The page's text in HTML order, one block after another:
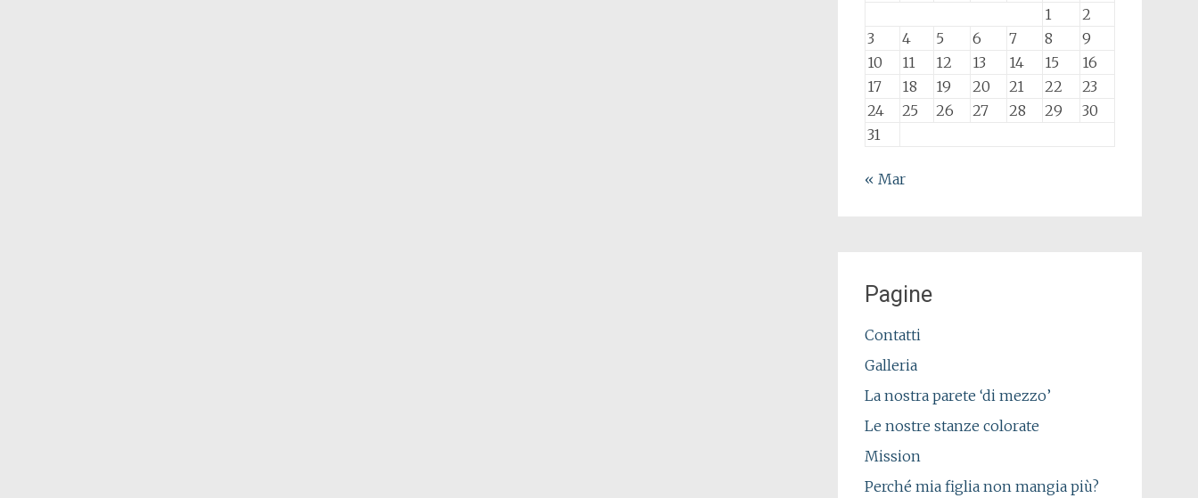
1
2
3
4 5 6 7 8
9
10
11 12 13 14 15
16
17
18 19 20 21 22
23
24
25 26 27 28 29
30
31
« Mar
Pagine
Contatti
Galleria
La nostra parete ‘di mezzo’
Le nostre stanze colorate
Mission
Perché mia figlia non mangia più?